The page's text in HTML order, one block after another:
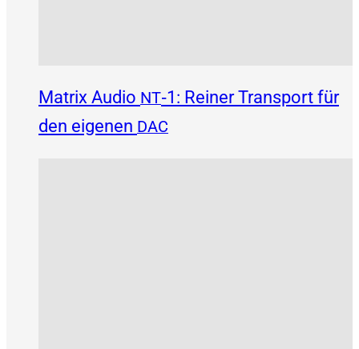
Matrix Audio NT‑1: Reiner Transport für
den eigenen DAC